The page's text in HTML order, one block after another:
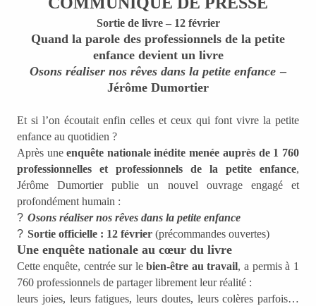
Sortie de livre – 12 février
Quand la parole des professionnels de la petite
enfance devient un livre
Osons réaliser nos rêves dans la petite enfance –
Jérôme Dumortier
Et si l’on écoutait enfin celles et ceux qui font vivre la petite
enfance au quotidien ?
Après une enquête nationale inédite menée auprès de 1 760
professionnelles et professionnels de la petite enfance,
Jérôme Dumortier publie un nouvel ouvrage engagé et
profondément humain :
? Osons réaliser nos rêves dans la petite enfance
? Sortie officielle : 12 février (précommandes ouvertes)
Une enquête nationale au cœur du livre
Cette enquête, centrée sur le bien-être au travail, a permis à 1
760 professionnels de partager librement leur réalité :
leurs joies, leurs fatigues, leurs doutes, leurs colères parfois…